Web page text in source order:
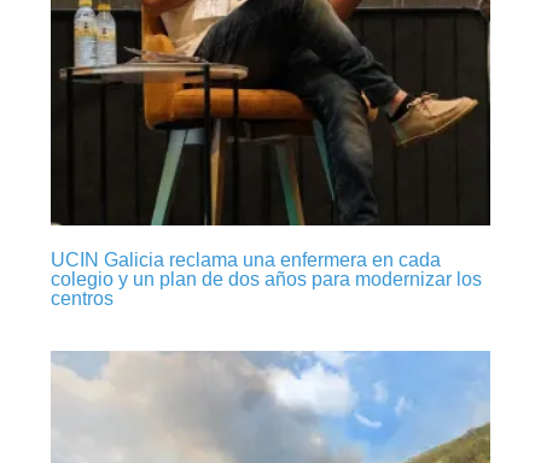
UCIN Galicia reclama una enfermera en cada
colegio y un plan de dos años para modernizar los
centros